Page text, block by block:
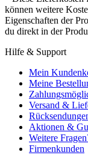
können weitere
Eigenschaften der
du direkt in der
Hilfe & Support
Mein
Meine
Versand &
Aktionen &
Weitere
Firmenkunden